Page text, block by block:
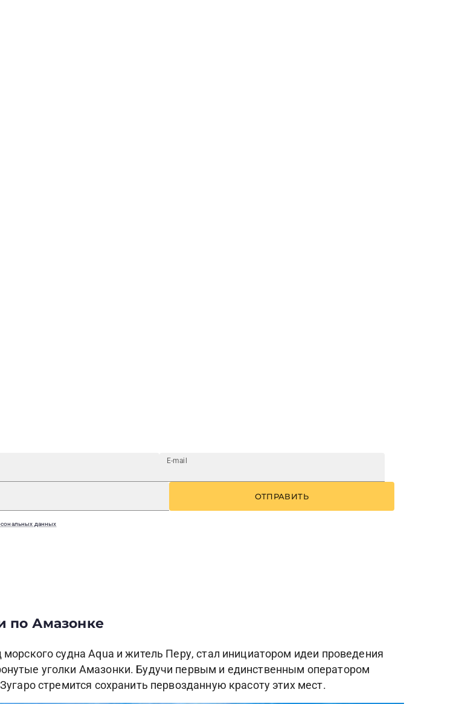
E-mail
ОТПРАВИТЬ
данных
по Амазонке
судна Aqua и житель Перу, стал инициатором идеи проведения
уголки Амазонки. Будучи первым и единственным оператором
стремится сохранить первозданную красоту этих мест.